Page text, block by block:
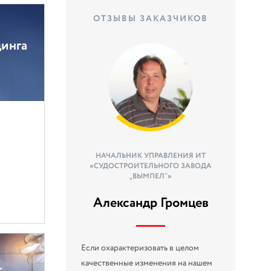
ОТЗЫВЫ ЗАКАЗЧИКОВ
НАЧАЛЬНИК УПРАВЛЕНИЯ ИТ
«СУДОСТРОИТЕЛЬНОГО ЗАВОДА
„ВЫМПЕЛ‟»
Александр Громцев
Если охарактеризовать в целом
качественные изменения на нашем